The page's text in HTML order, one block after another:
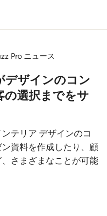
Pro ニュース
デザインのコン
の選択までをサ
テリア デザインのコ
資料を作成したり、顧
さまざまなことが可能